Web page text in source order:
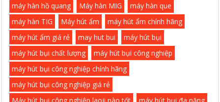
máy hàn hồ quang
Máy hàn MIG
máy hàn que
máy hàn TIG
Máy hút ẩm
máy hút ẩm chính hãng
máy hút ẩm giá rẻ
may hut bui
máy hút bụi
máy hút bụi chất lượng
máy hút bụi công nghiệp
máy hút bụi công nghiệp chính hãng
máy hút bụi công nghiệp giá rẻ
Máy hút bụi công nghiệp laoji nào tốt
máy hút bụi đa năng